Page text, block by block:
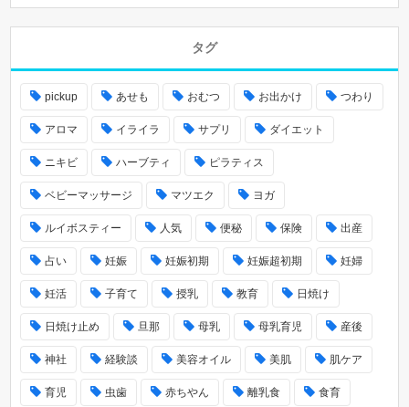
タグ
pickup あせも おむつ お出かけ つわり
アロマ イライラ サプリ ダイエット
ニキビ ハーブティ ピラティス
ベビーマッサージ マツエク ヨガ
ルイボスティー 人気 便秘 保険 出産
占い 妊娠 妊娠初期 妊娠超初期 妊婦
妊活 子育て 授乳 教育 日焼け
日焼け止め 旦那 母乳 母乳育児 産後
神社 経験談 美容オイル 美肌 肌ケア
育児 虫歯 赤ちやん 離乳食 食育